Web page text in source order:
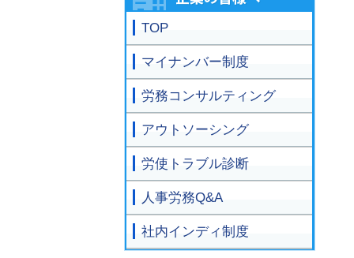
TOP
マイナンバー制度
労務コンサルティング
アウトソーシング
労使トラブル診断
人事労務Q&A
社内インディ制度